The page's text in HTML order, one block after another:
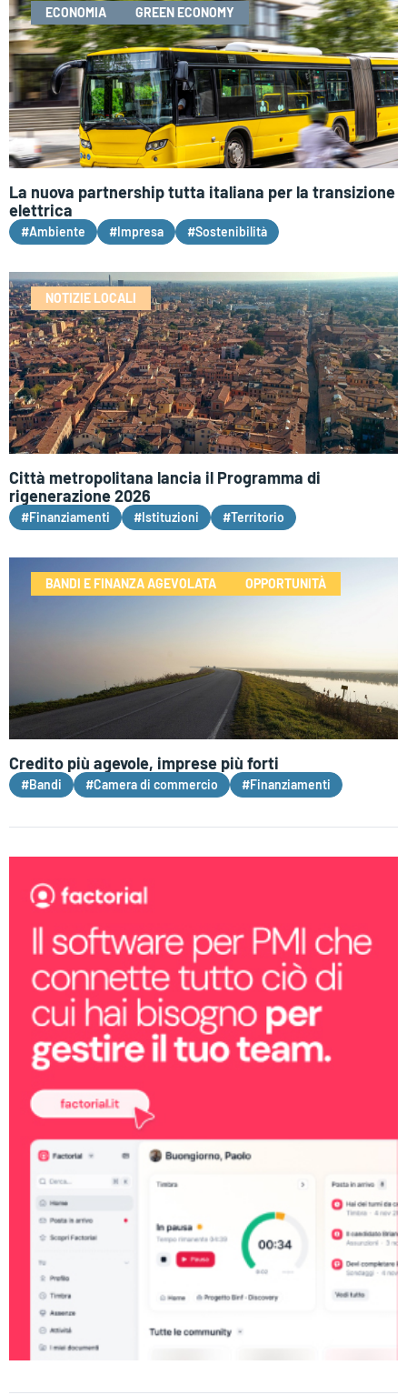
ECONOMIA GREEN ECONOMY
La nuova partnership tutta italiana per la transizione
elettrica
#Ambiente #Impresa #Sostenibilità
NOTIZIE LOCALI
Città metropolitana lancia il Programma di
rigenerazione 2026
#Finanziamenti #Istituzioni #Territorio
BANDI E FINANZA AGEVOLATA OPPORTUNITÀ
Credito più agevole, imprese più forti
#Bandi #Camera di commercio #Finanziamenti